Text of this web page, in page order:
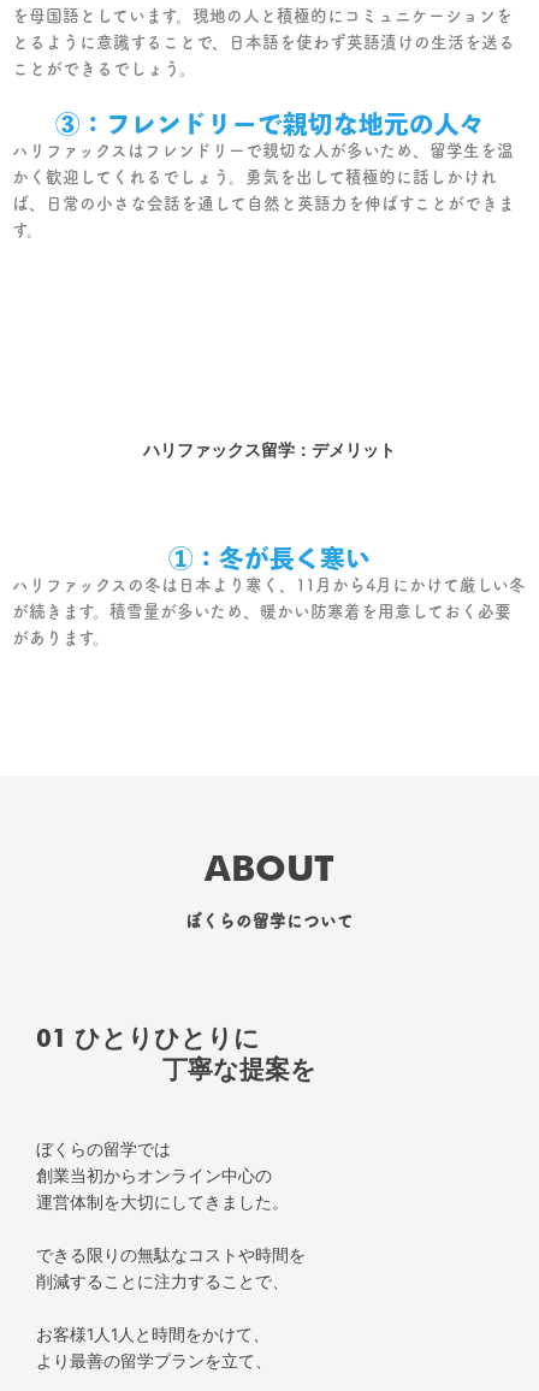
を母国語としています。現地の人と積極的にコミュニケーションを
とるように意識することで、日本語を使わず英語漬けの生活を送る
ことができるでしょう。
③：フレンドリーで親切な地元の人々
ハリファックスはフレンドリーで親切な人が多いため、留学生を温
かく歓迎してくれるでしょう。勇気を出して積極的に話しかけれ
ば、日常の小さな会話を通して自然と英語力を伸ばすことができま
す。
ハリファックス留学：デメリット
①：冬が長く寒い
ハリファックスの冬は日本より寒く、11月から4月にかけて厳しい冬
が続きます。積雪量が多いため、暖かい防寒着を用意しておく必要
があります。
ABOUT
ぼくらの留学について
01 ひとりひとりに
丁寧な提案を
ぼくらの留学では
創業当初からオンライン中心の
運営体制を大切にしてきました。
できる限りの無駄なコストや時間を
削減することに注力することで、
お客様1人1人と時間をかけて、
より最善の留学プランを立て、